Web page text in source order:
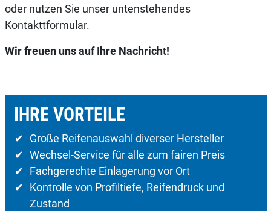
oder nutzen Sie unser untenstehendes
Kontakttformular.
Wir freuen uns auf Ihre Nachricht!
IHRE VORTEILE
Große Reifenauswahl diverser Hersteller
Wechsel-Service für alle zum fairen Preis
Fachgerechte Einlagerung vor Ort
Kontrolle von Profiltiefe, Reifendruck und
Zustand